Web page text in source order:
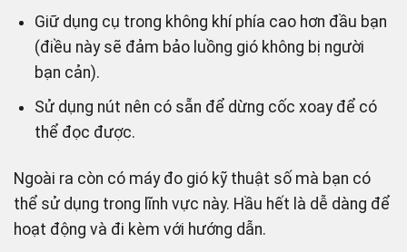
Giữ dụng cụ trong không khí phía cao hơn đầu bạn
(điều này sẽ đảm bảo luồng gió không bị người
bạn cản).
Sử dụng nút nên có sẵn để dừng cốc xoay để có
thể đọc được.
Ngoài ra còn có máy đo gió kỹ thuật số mà bạn có
thể sử dụng trong lĩnh vực này. Hầu hết là dễ dàng để
hoạt động và đi kèm với hướng dẫn.